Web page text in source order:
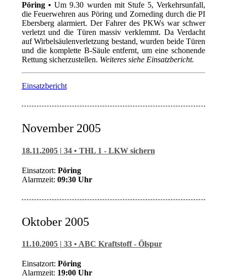
Pöring • Um 9.30 wurden mit Stufe 5, Verkehrsunfall,
die Feuerwehren aus Pöring und Zorneding durch die PI
Ebersberg alarmiert. Der Fahrer des PKWs war schwer
verletzt und die Türen massiv verklemmt. Da Verdacht
auf Wirbelsäulenverletzung bestand, wurden beide Türen
und die komplette B-Säule entfernt, um eine schonende
Rettung sicherzustellen. Weiteres siehe Einsatzbericht.
Einsatzbericht
November 2005
18.11.2005 | 34 • THL 1 - LKW sichern
Einsatzort: Pöring
Alarmzeit: 09:30 Uhr
Oktober 2005
11.10.2005 | 33 • ABC Kraftstoff - Ölspur
Einsatzort: Pöring
Alarmzeit: 19:00 Uhr